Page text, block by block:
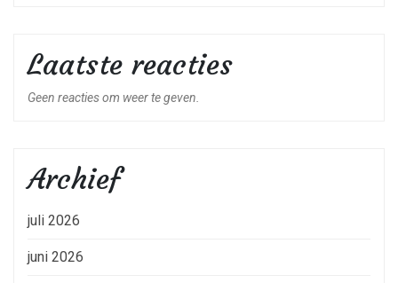
Laatste reacties
Geen reacties om weer te geven.
Archief
juli 2026
juni 2026